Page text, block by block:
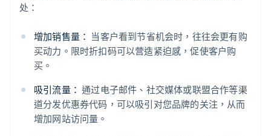
处：
增加销售量： 当客户看到节省机会时，往往会更有购
买动力。限时折扣码可以营造紧迫感，促使客户购
买。
吸引流量： 通过电子邮件、社交媒体或联盟合作等渠
道分发优惠券代码，可以吸引对您品牌的关注，从而
增加网站访问量。